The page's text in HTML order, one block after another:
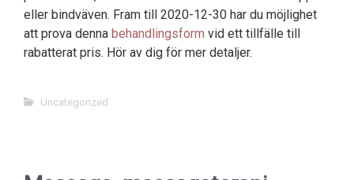
eller bindväven. Fram till 2020-12-30 har du möjlighet
att prova denna behandlingsform vid ett tillfälle till
rabatterat pris. Hör av dig för mer detaljer.
Uncategorized